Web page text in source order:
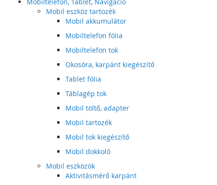
Mobil eszköz tartozék
Mobil akkumulátor
Mobiltelefon fólia
Mobiltelefon tok
Okosóra, karpánt kiegészítő
Tablet fólia
Táblagép tok
Mobil töltő, adapter
Mobil tartozék
Mobil tok kiegészítő
Mobil dokkoló
Mobil eszközök
Aktivitásmérő karpánt